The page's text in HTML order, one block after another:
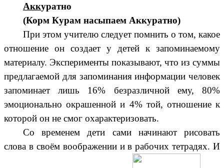
Аккуратно
(Корм Курам насыпаем Аккуратно)
При этом учителю следует помнить о том, какое
отношение он создает у детей к запоминаемому
материалу. Эксперименты показывают, что из суммы
предлагаемой для запоминания информации человек
запоминает лишь 16% безразличной ему, 80%
эмоционально окрашенной и 4% той, отношение к
которой он не смог охарактеризовать.
Со временем дети сами начинают рисовать
слова в своём воображении и в рабочих тетрадях. И